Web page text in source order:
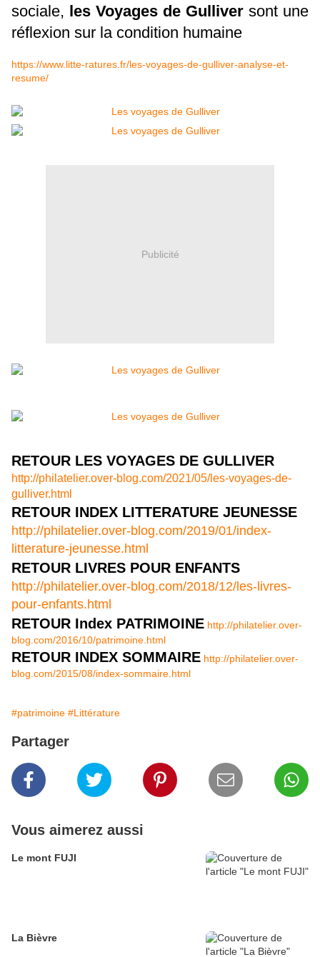
sociale, les Voyages de Gulliver sont une
réflexion sur la condition humaine
https://www.litte-ratures.fr/les-voyages-de-gulliver-analyse-et-
resume/
Publicité
RETOUR LES VOYAGES DE GULLIVER
http://philatelier.over-blog.com/2021/05/les-voyages-de-
gulliver.html
RETOUR INDEX LITTERATURE JEUNESSE
http://philatelier.over-blog.com/2019/01/index-
litterature-jeunesse.html
RETOUR LIVRES POUR ENFANTS
http://philatelier.over-blog.com/2018/12/les-livres-
pour-enfants.html
RETOUR Index PATRIMOINE http://philatelier.over-
blog.com/2016/10/patrimoine.html
RETOUR INDEX SOMMAIRE http://philatelier.over-
blog.com/2015/08/index-sommaire.html
#patrimoine #Littérature
Partager
Vous aimerez aussi
Le mont FUJI
La Bièvre